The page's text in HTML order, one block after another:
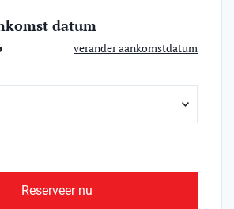
datum
verander aankomstdatum
Reserveer nu